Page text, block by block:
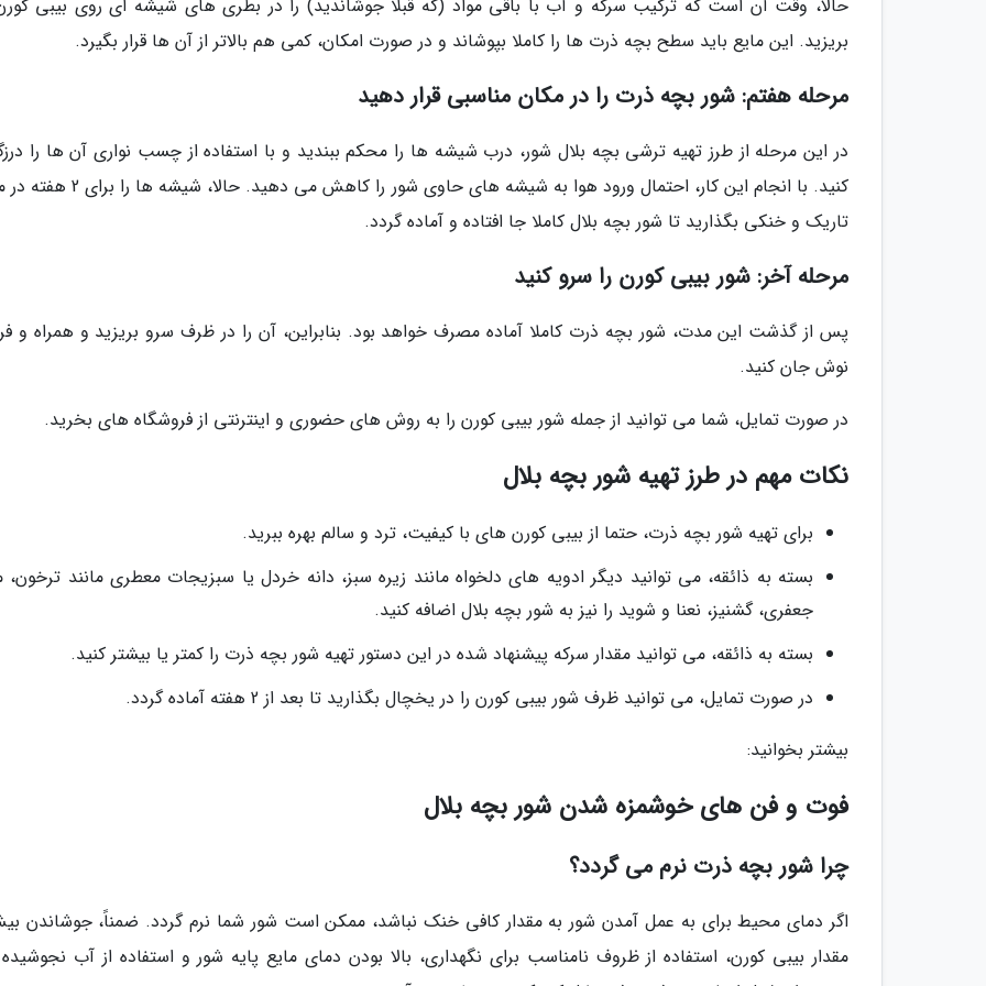
حالا، وقت آن است که ترکیب سرکه و آب با باقی مواد (که قبلا جوشاندید) را در بطری های شیشه ای روی بیبی
بریزید. این مایع باید سطح بچه ذرت ها را کاملا بپوشاند و در صورت امکان، کمی هم بالاتر از آن ها قرار بگیرد.
مرحله هفتم: شور بچه ذرت را در مکان مناسبی قرار دهید
در این مرحله از طرز تهیه ترشی بچه بلال شور، درب شیشه ها را محکم ببندید و با استفاده از چسب نواری آن ها را
کنید. با انجام این کار، احتمال ورود هوا به شیشه های حاوی شور را کاهش می
تاریک و خنکی بگذارید تا شور بچه بلال کاملا جا افتاده و آماده گردد.
مرحله آخر: شور بیبی کورن را سرو کنید
پس از گذشت این مدت، شور بچه ذرت کاملا آماده مصرف خواهد بود. بنابراین، آن را در ظرف سرو بریزید و همراه و
نوش جان کنید.
در صورت تمایل، شما می توانید از جمله شور بیبی کورن را به روش های حضوری و اینترنتی از فروشگاه های بخرید.
نکات مهم در طرز تهیه شور بچه بلال
برای تهیه شور بچه ذرت، حتما از بیبی کورن های با کیفیت، ترد و سالم بهره ببرید.
بسته به ذائقه، می توانید دیگر ادویه های دلخواه مانند زیره سبز، دانه خردل یا سبزیجات معطری مانند ترخون،
جعفری، گشنیز، نعنا و شوید را نیز به شور بچه بلال اضافه کنید.
بسته به ذائقه، می توانید مقدار سرکه پیشنهاد شده در این دستور تهیه شور بچه ذرت را کمتر یا بیشتر کنید.
در صورت تمایل، می توانید ظرف شور بیبی کورن را در یخچال بگذارید تا بعد از 2 هفته آماده گردد.
بیشتر بخوانید:
فوت و فن های خوشمزه شدن شور بچه بلال
چرا شور بچه ذرت نرم می گردد؟
اگر دمای محیط برای به عمل آمدن شور به مقدار کافی خنک نباشد، ممکن است شور شما نرم گردد. ضمناً، جوشاندن
مقدار بیبی کورن، استفاده از ظروف نامناسب برای نگهداری، بالا بودن دمای مایع پایه شور و استفاده از آب نجوشیده